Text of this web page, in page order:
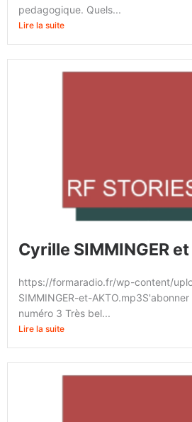
pedagogique. Quels...
Lire la suite
Cyrille SIMMINGER
https://formaradio.fr/wp-content/
SIMMINGER-et-AKTO.mp3S'abonner
numéro 3 Très bel...
Lire la suite